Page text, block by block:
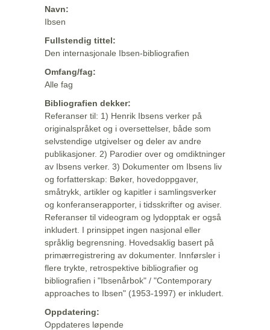
Navn:
Ibsen
Fullstendig tittel:
Den internasjonale Ibsen-bibliografien
Omfang/fag:
Alle fag
Bibliografien dekker:
Referanser til: 1) Henrik Ibsens verker på
originalspråket og i oversettelser, både som
selvstendige utgivelser og deler av andre
publikasjoner. 2) Parodier over og omdiktninger
av Ibsens verker. 3) Dokumenter om Ibsens liv
og forfatterskap: Bøker, hovedoppgaver,
småtrykk, artikler og kapitler i samlingsverker
og konferanserapporter, i tidsskrifter og aviser.
Referanser til videogram og lydopptak er også
inkludert. I prinsippet ingen nasjonal eller
språklig begrensning. Hovedsaklig basert på
primærregistrering av dokumenter. Innførsler i
flere trykte, retrospektive bibliografier og
bibliografien i "Ibsenårbok" / "Contemporary
approaches to Ibsen" (1953-1997) er inkludert.
Oppdatering:
Oppdateres løpende